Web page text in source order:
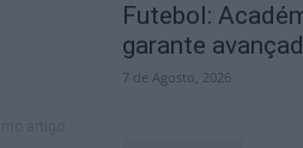
Futebol:
garante
7 de Agosto, 2026